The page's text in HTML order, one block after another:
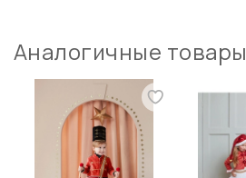
Аналогичные товары